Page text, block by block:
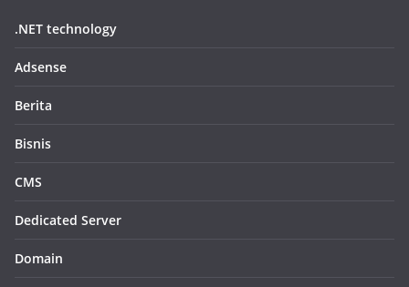
.NET technology
Adsense
Berita
Bisnis
CMS
Dedicated Server
Domain